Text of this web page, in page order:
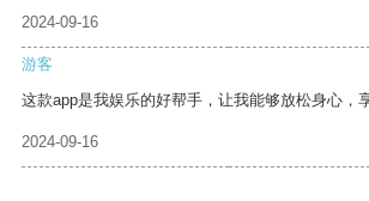
2024-09-16
游客
这款app是我娱乐的好帮手，让我能够放松身心，
2024-09-16